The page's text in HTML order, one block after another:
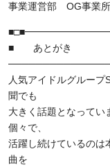
事業運営部 OG事業
■ あとがき
人気アイドルグルー
聞でも
大きく話題となってい
個々で、
活躍し続けているのは
曲を